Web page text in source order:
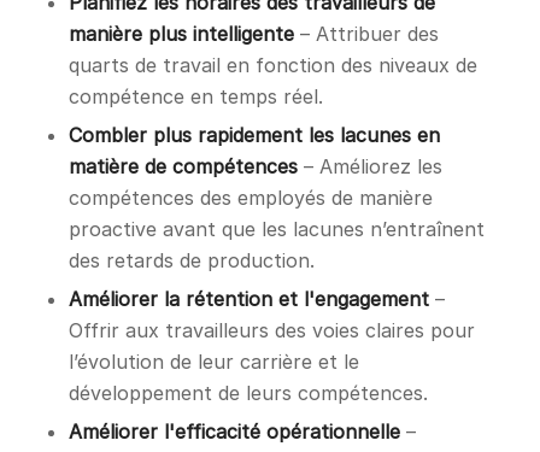
manière plus intelligente– Attribuer des
quarts de travail en fonction des niveaux de
compétence en temps réel.
Combler plus rapidement les lacunes en
matière de compétences– Améliorez les
compétences des employés de manière
proactive avant que les lacunes n’entraînent
des retards de production.
Améliorer la rétention et l'engagement–
Offrir aux travailleurs des voies claires pour
l’évolution de leur carrière et le
développement de leurs compétences.
Améliorer l'efficacité opérationnelle–